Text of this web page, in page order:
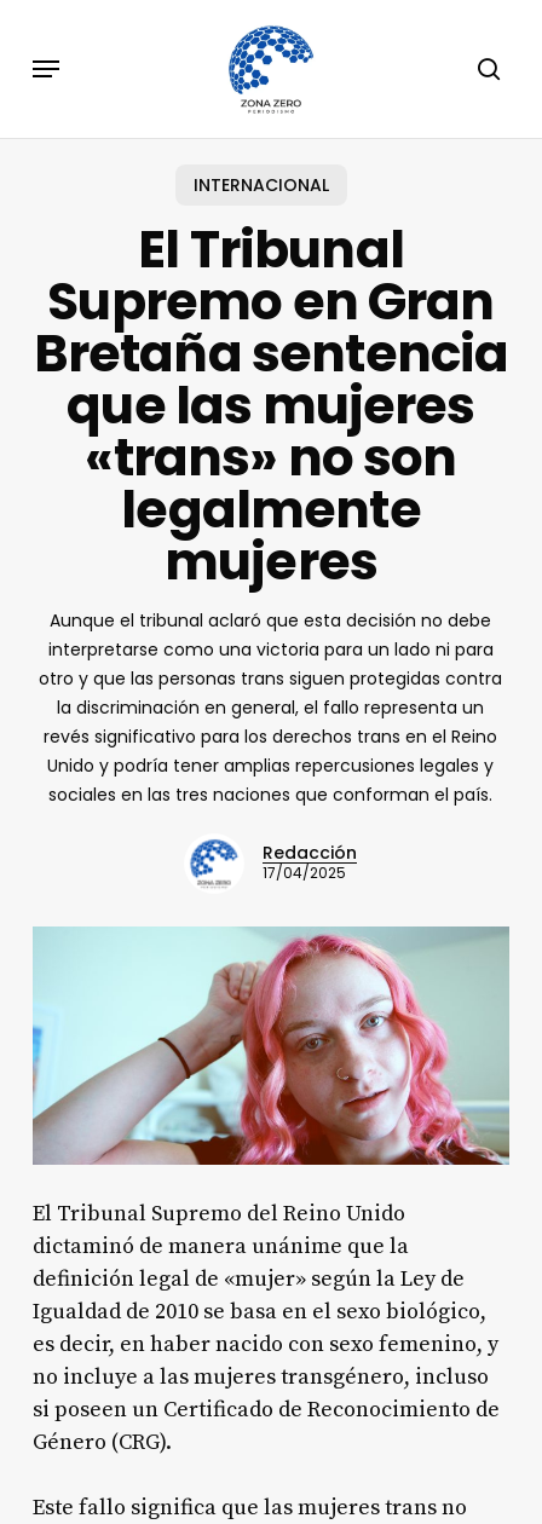
main
Menu
INTERNACIONAL
El Tribunal
Supremo en Gran
Bretaña sentencia
que las mujeres
«trans» no son
legalmente
mujeres
Aunque el tribunal aclaró que esta decisión no debe
interpretarse como una victoria para un lado ni para
otro y que las personas trans siguen protegidas contra
la discriminación en general, el fallo representa un
revés significativo para los derechos trans en el Reino
Unido y podría tener amplias repercusiones legales y
sociales en las tres naciones que conforman el país.
Redacción
17/04/2025
El Tribunal Supremo del Reino Unido
dictaminó de manera unánime que la
definición legal de «mujer» según la Ley de
Igualdad de 2010 se basa en el sexo biológico,
es decir, en haber nacido con sexo femenino, y
no incluye a las mujeres transgénero, incluso
si poseen un Certificado de Reconocimiento de
Género (CRG).
Este fallo significa que las mujeres trans no